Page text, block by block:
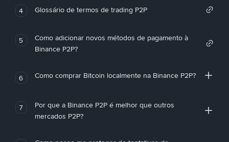
4 Glossário de termos de trading P2P
5
Como adicionar novos métodos de pagamento à
Binance P2P?
6 Como comprar Bitcoin localmente na Binance P2P?
7
Por que a Binance P2P é melhor que outros
mercados P2P?